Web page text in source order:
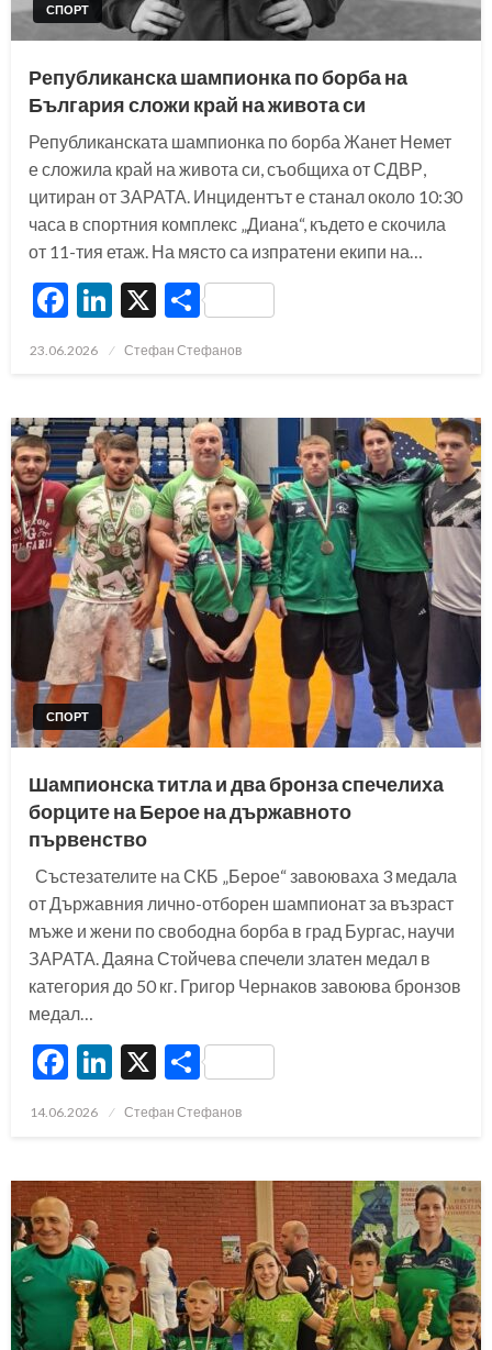
СПОРТ
Републиканска шампионка по борба на
България сложи край на живота си
Републиканската шампионка по борба Жанет Немет
е сложила край на живота си, съобщиха от СДВР,
цитиран от ЗАРАТА. Инцидентът е станал около 10:30
часа в спортния комплекс „Диана“, където е скочила
от 11-тия етаж. На място са изпратени екипи на…
Facebook
LinkedIn
X Share
Posted
23.06.2026 Стефан Стефанов
СПОРТ
Шампионска титла и два бронза спечелиха
борците на Берое на държавното
първенство
Състезателите на СКБ „Берое“ завоюваха 3 медала
от Държавния лично-отборен шампионат за възраст
мъже и жени по свободна борба в град Бургас, научи
ЗАРАТА. Даяна Стойчева спечели златен медал в
категория до 50 кг. Григор Чернаков завоюва бронзов
медал…
Facebook
LinkedIn
X Share
Posted
14.06.2026 Стефан Стефанов